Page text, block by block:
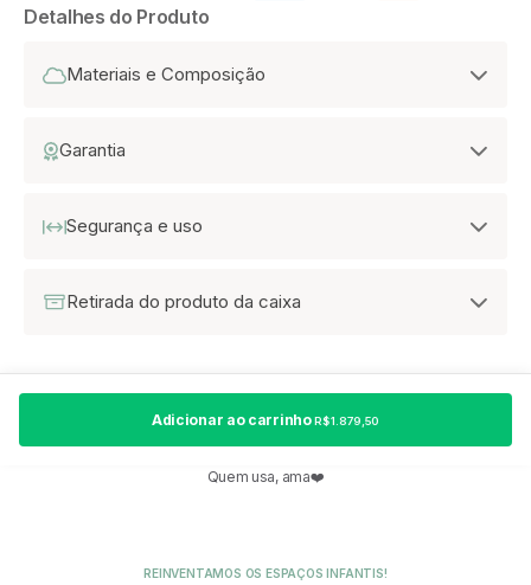
Detalhes do Produto
Materiais e Composição
Garantia
Segurança e uso
Retirada do produto da caixa
Adicionar ao carrinho R$ 1.879,50
Quem usa, ama❤️
REINVENTAMOS OS ESPAÇOS INFANTIS!